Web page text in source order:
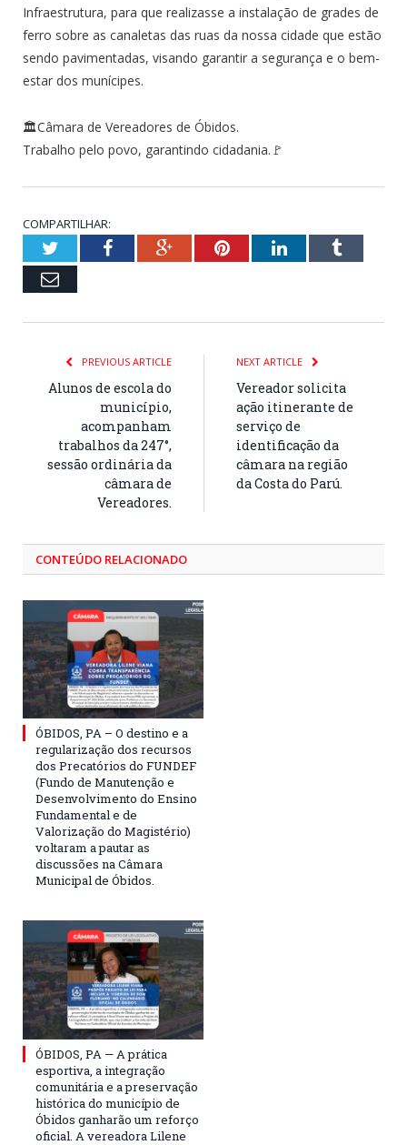
Infraestrutura, para que realizasse a instalação de grades de
ferro sobre as canaletas das ruas da nossa cidade que estão
sendo pavimentadas, visando garantir a segurança e o bem-
estar dos munícipes.
🏛Câmara de Vereadores de Óbidos.
Trabalho pelo povo, garantindo cidadania.🚩
COMPARTILHAR:
TwitterFacebookGoogle+PinterestLinkedInTumblr
Email
PREVIOUS ARTICLE
Alunos de escola do
município,
acompanham
trabalhos da 247°,
sessão ordinária da
câmara de
Vereadores.
NEXT ARTICLE
Vereador solicita
ação itinerante de
serviço de
identificação da
câmara na região
da Costa do Parú.
CONTEÚDO RELACIONADO
ÓBIDOS, PA – O destino e a
regularização dos recursos
dos Precatórios do FUNDEF
(Fundo de Manutenção e
Desenvolvimento do Ensino
Fundamental e de
Valorização do Magistério)
voltaram a pautar as
discussões na Câmara
Municipal de Óbidos.
ÓBIDOS, PA — A prática
esportiva, a integração
comunitária e a preservação
histórica do município de
Óbidos ganharão um reforço
oficial. A vereadora Lilene